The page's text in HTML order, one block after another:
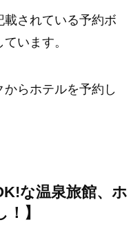
されている予約ボ
います。
らホテルを予約し
な温泉旅館、ホ
】